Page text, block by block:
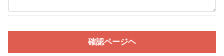
確認ページヘ